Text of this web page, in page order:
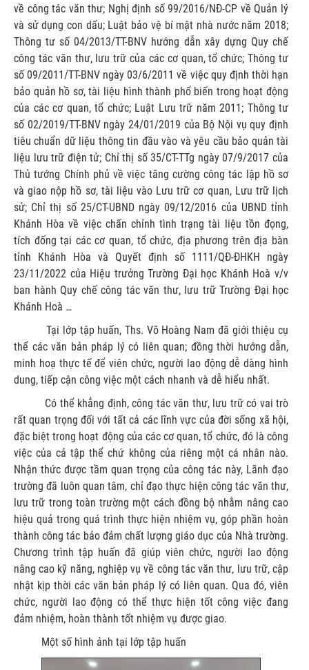
về công tác văn thư; Nghị định số 99/2016/NĐ-CP về Quản lý
và sử dụng con dấu; Luật bảo vệ bí mật nhà nước năm 2018;
Thông tư số 04/2013/TT-BNV hướng dẫn xây dựng Quy chế
công tác văn thư, lưu trữ của các cơ quan, tổ chức; Thông tư
số 09/2011/TT-BNV ngày 03/6/2011 về việc quy định thời hạn
bảo quản hồ sơ, tài liệu hình thành phổ biến trong hoạt động
của các cơ quan, tổ chức; Luật Lưu trữ năm 2011; Thông tư
số 02/2019/TT-BNV ngày 24/01/2019 của Bộ Nội vụ quy định
tiêu chuẩn dữ liệu thông tin đầu vào và yêu cầu bảo quản tài
liệu lưu trữ điện tử; Chỉ thị số 35/CT-TTg ngày 07/9/2017 của
Thủ tướng Chính phủ về việc tăng cường công tác lập hồ sơ
và giao nộp hồ sơ, tài liệu vào Lưu trữ cơ quan, Lưu trữ lịch
sử; Chỉ thị số 25/CT-UBND ngày 09/12/2016 của UBND tỉnh
Khánh Hòa về việc chấn chỉnh tình trạng tài liệu tồn đọng,
tích đống tại các cơ quan, tổ chức, địa phương trên địa bàn
tỉnh Khánh Hòa và Quyết định số 1111/QĐ-ĐHKH ngày
23/11/2022 của Hiệu trưởng Trường Đại học Khánh Hoà v/v
ban hành Quy chế công tác văn thư, lưu trữ Trường Đại học
Khánh Hoà …
Tại lớp tập huấn, Ths. Võ Hoàng Nam đã giới thiệu cụ
thể các văn bản pháp lý có liên quan; đồng thời hướng dẫn,
minh hoạ thực tế để viên chức, người lao động dễ dàng hình
dung, tiếp cận công việc một cách nhanh và dễ hiểu nhất.
Có thể khẳng định, công tác văn thư, lưu trữ có vai trò
rất quan trọng đối với tất cả các lĩnh vực của đời sống xã hội,
đặc biệt trong hoạt động của các cơ quan, tổ chức, đó là công
việc của cả tập thể chứ không của riêng một cá nhân nào.
Nhận thức được tầm quan trọng của công tác này, Lãnh đạo
trường đã luôn quan tâm, chỉ đạo thực hiện công tác văn thư,
lưu trữ trong toàn trường một cách đồng bộ nhằm nâng cao
hiệu quả trong quá trình thực hiện nhiệm vụ, góp phần hoàn
thành công tác bảo đảm chất lượng giáo dục của Nhà trường.
Chương trình tập huấn đã giúp viên chức, người lao động
nâng cao kỹ năng, nghiệp vụ về công tác văn thư, lưu trữ, cập
nhật kịp thời các văn bản pháp lý có liên quan. Qua đó, viên
chức, người lao động có thể thực hiện tốt công việc đang
đảm nhiệm, hoàn thành tốt nhiệm vụ được giao.
Một số hình ảnh tại lớp tập huấn